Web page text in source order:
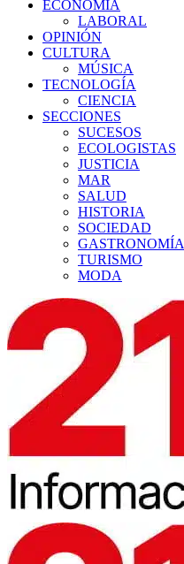
ECONOMÍA
LABORAL
OPINIÓN
CULTURA
MÚSICA
TECNOLOGÍA
CIENCIA
SECCIONES
SUCESOS
ECOLOGISTAS
JUSTICIA
MAR
SALUD
HISTORIA
SOCIEDAD
GASTRONOMÍA
TURISMO
MODA